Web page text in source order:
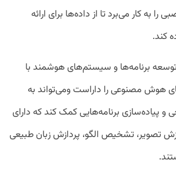
به کار می‌برد تا از داده‌ها برای ارائه
کند.
برنامه‌ها و سیستم‌های هوشمند با
هوش مصنوعی را داراست ومی‌تواند به
و پیاده‌سازی برنامه‌هایی کمک کند که دارای
تصویر، تشخیص الگو، پردازش زبان طبیعی